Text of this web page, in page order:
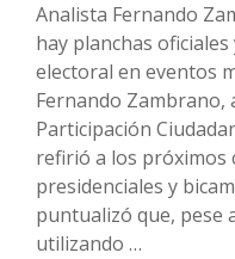
Analista Fernando
hay planchas
electoral en eventos
Fernando Zambrano,
Participación
refirió a los próximos
presidenciales y
puntualizó que, pese
utilizando …